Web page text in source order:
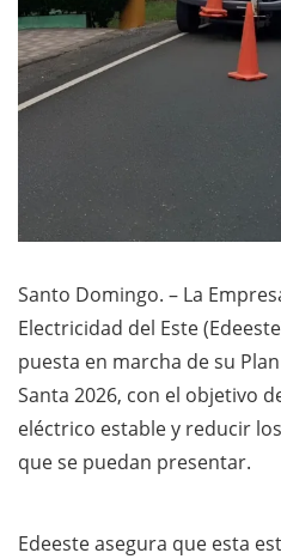
Santo Domingo. – La
Electricidad del Este
puesta en marcha de su
Santa 2026, con el objetivo
eléctrico estable y reducir
que se puedan presentar.
Edeeste asegura que esta